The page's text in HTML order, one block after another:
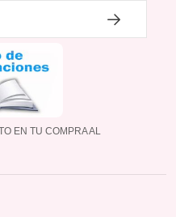
EN TU COMPRA AL